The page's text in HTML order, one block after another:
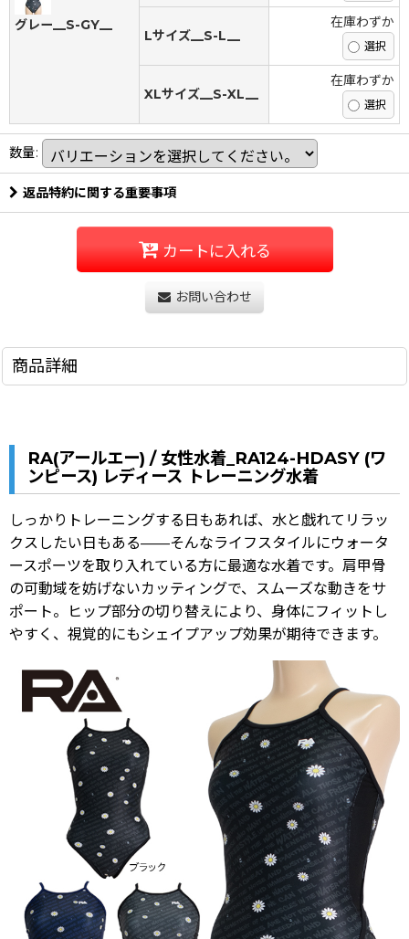
グレー__S-GY__
Lサイズ__S-L__
在庫わずか
XLサイズ__S-XL__
在庫わずか
数量:
返品特約に関する重要事項
カートに入れる
お問い合わせ
商品詳細
RA(アールエー) / 女性水着_RA124-HDASY (ワ
ンピース) レディース トレーニング水着
しっかりトレーニングする日もあれば、水と戯れてリラッ
クスしたい日もある——そんなライフスタイルにウォータ
ースポーツを取り入れている方に最適な水着です。肩甲骨
の可動域を妨げないカッティングで、スムーズな動きをサ
ポート。ヒップ部分の切り替えにより、身体にフィットし
やすく、視覚的にもシェイプアップ効果が期待できます。